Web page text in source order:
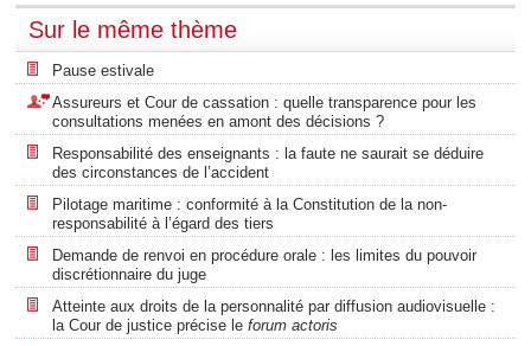
Sur le même thème
Pause estivale
Assureurs et Cour de cassation : quelle transparence pour les
consultations menées en amont des décisions ?
Responsabilité des enseignants : la faute ne saurait se déduire
des circonstances de l’accident
Pilotage maritime : conformité à la Constitution de la non-
responsabilité à l’égard des tiers
Demande de renvoi en procédure orale : les limites du pouvoir
discrétionnaire du juge
Atteinte aux droits de la personnalité par diffusion audiovisuelle :
la Cour de justice précise le forum actoris